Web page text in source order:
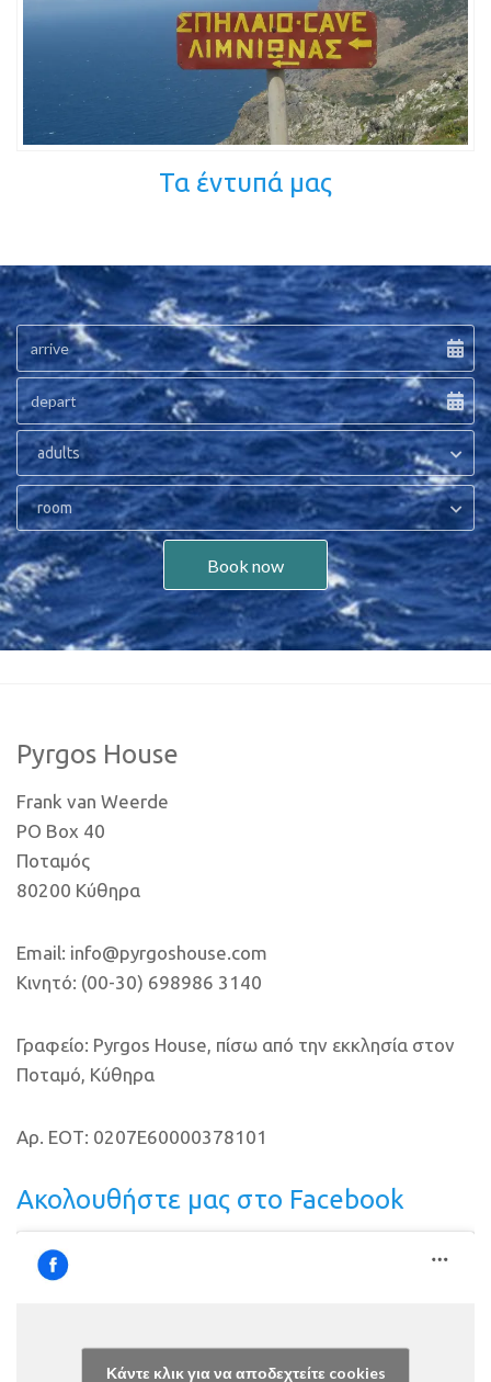
Τα έντυπά μας
adults
room
Book now
Pyrgos House
Frank van Weerde
PO Box 40
Ποταμός
80200 Κύθηρα
Email: info@pyrgoshouse.com
Κινητό: (00-30) 698986 3140
Γραφείο: Pyrgos House, πίσω από την εκκλησία στον
Ποταμό, Κύθηρα
Αρ. ΕΟΤ: 0207E60000378101
Ακολουθήστε μας στο Facebook
Κάντε κλικ για να αποδεχτείτε cookies